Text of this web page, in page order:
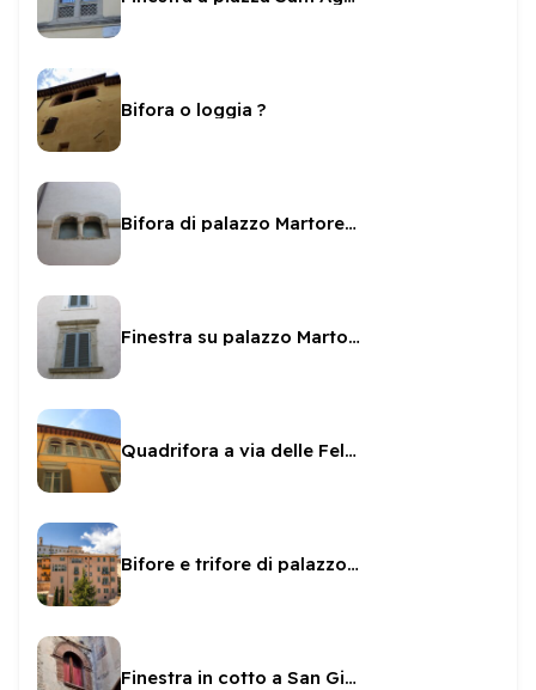
Bifora o loggia ?
Bifora di palazzo Martorelli Orsini
Finestra su palazzo Martorelli Orsini
Quadrifora a via delle Felici
Bifore e trifore di palazzo Dragoni
Finestra in cotto a San Giovanni